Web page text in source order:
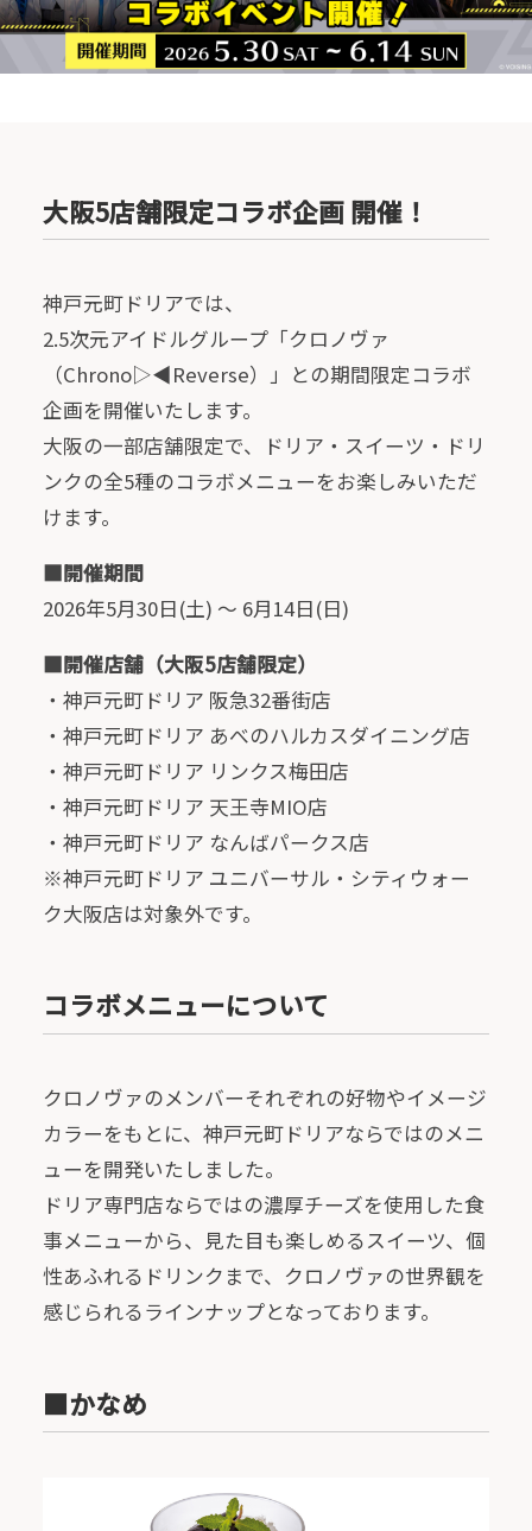
大阪5店舗限定コラボ企画 開催！
神戸元町ドリアでは、
2.5次元アイドルグループ「クロノヴァ
（Chrono▷◀Reverse）」との期間限定コラボ
企画を開催いたします。
大阪の一部店舗限定で、ドリア・スイーツ・ドリ
ンクの全5種のコラボメニューをお楽しみいただ
けます。
■開催期間
2026年5月30日(土) ～ 6月14日(日)
■開催店舗（大阪5店舗限定）
・神戸元町ドリア 阪急32番街店
・神戸元町ドリア あべのハルカスダイニング店
・神戸元町ドリア リンクス梅田店
・神戸元町ドリア 天王寺MIO店
・神戸元町ドリア なんばパークス店
※神戸元町ドリア ユニバーサル・シティウォー
ク大阪店は対象外です。
コラボメニューについて
クロノヴァのメンバーそれぞれの好物やイメージ
カラーをもとに、神戸元町ドリアならではのメニ
ューを開発いたしました。
ドリア専門店ならではの濃厚チーズを使用した食
事メニューから、見た目も楽しめるスイーツ、個
性あふれるドリンクまで、クロノヴァの世界観を
感じられるラインナップとなっております。
■かなめ